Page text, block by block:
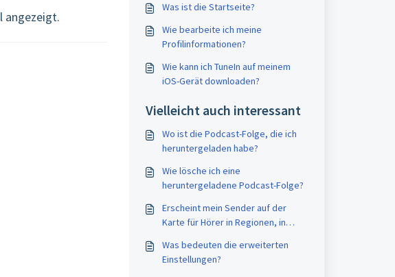
angezeigt.
Was ist die Startseite?
Wie bearbeite ich meine
Profilinformationen?
Wie kann ich TuneIn auf meinem
iOS-Gerät downloaden?
Vielleicht auch interessant
Wo ist die Podcast-Folge, die ich
heruntergeladen habe?
Wie lösche ich eine
heruntergeladene Podcast-Folge?
Erscheint mein Sender auf der
Karte für Hörer in Regionen, in
habe?
Was bedeuten die erweiterten
Einstellungen?